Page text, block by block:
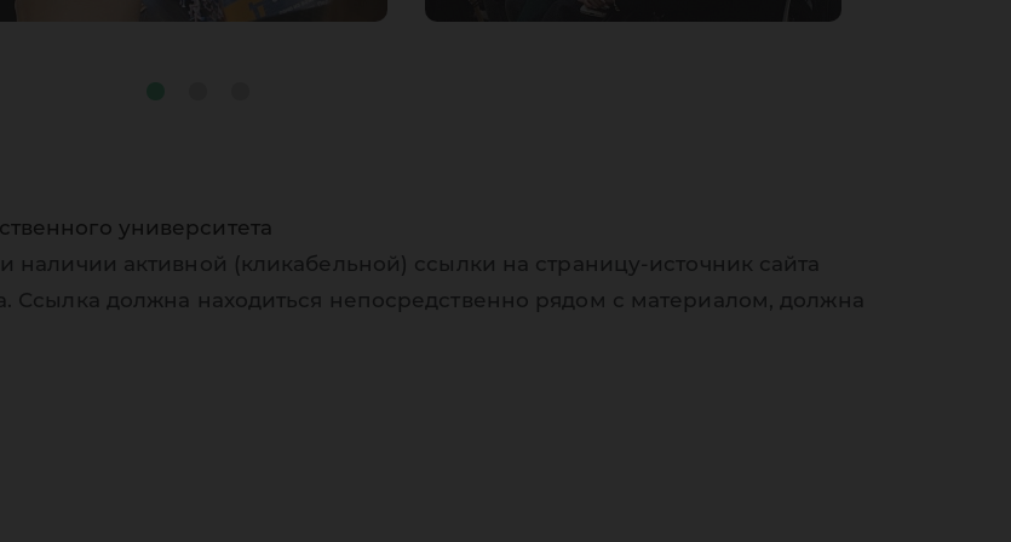
университета
наличии активной (кликабельной) ссылки на страницу-источник сайта
Ссылка должна находиться непосредственно рядом с материалом, должна